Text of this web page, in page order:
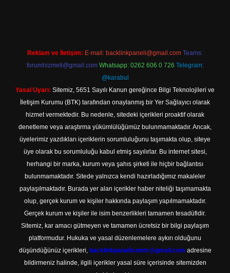
Reklam ve İletişim: E-mail: backlinkpaneli@gmail.com Teams:
forumhizmeti@gmail.com Whatsapp: 0262 606 0 726 Telegram:
@karabul
Yasal Uyarı: Sitemiz, 5651 Sayılı Kanun gereğince Bilgi Teknolojileri ve
İletişim Kurumu (BTK) tarafından onaylanmış bir Yer Sağlayıcı olarak
hizmet vermektedir. Bu nedenle, sitedeki içerikleri proaktif olarak
denetleme veya araştırma yükümlülüğümüz bulunmamaktadır. Ancak,
üyelerimiz yazdıkları içeriklerin sorumluluğunu taşımakta olup, siteye
üye olarak bu sorumluluğu kabul etmiş sayılırlar. Bu internet sitesi,
herhangi bir marka, kurum veya şahıs şirketi ile hiçbir bağlantısı
bulunmamaktadır. Sitede yalnızca kendi hazırladığımız makaleler
paylaşılmaktadır. Burada yer alan içerikler haber niteliği taşımamakta
olup, gerçek kurum ve kişiler hakkında paylaşım yapılmamaktadır.
Gerçek kurum ve kişiler ile isim benzerlikleri tamamen tesadüfidir.
Sitemiz, kar amacı gütmeyen ve tamamen ücretsiz bir bilgi paylaşım
platformudur. Hukuka ve yasal düzenlemelere aykırı olduğunu
düşündüğünüz içerikleri, backlinkpanelicomtr@gmail.com adresine
bildirmeniz halinde, ilgili içerikler yasal süre içerisinde sitemizden